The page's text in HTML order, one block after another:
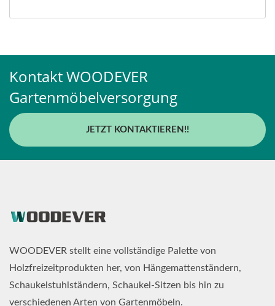
Kontakt WOODEVER
Gartenmöbelversorgung
JETZT KONTAKTIEREN!!
WOODEVER stellt eine vollständige Palette von
Holzfreizeitprodukten her, von Hängemattenständern,
Schaukelstuhlständern, Schaukel-Sitzen bis hin zu
verschiedenen Arten von Gartenmöbeln.